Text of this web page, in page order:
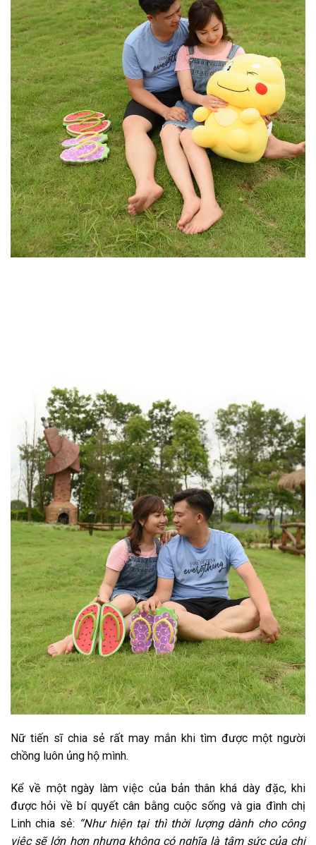
Nữ tiến sĩ chia sẻ rất may mắn khi tìm được một người
chồng luôn ủng hộ mình.
Kể về một ngày làm việc của bản thân khá dày đặc, khi
được hỏi về bí quyết cân bằng cuộc sống và gia đình chị
Linh chia sẻ: “Như hiện tại thì thời lượng dành cho công
việc sẽ lớn hơn nhưng không có nghĩa là tâm sức của chị